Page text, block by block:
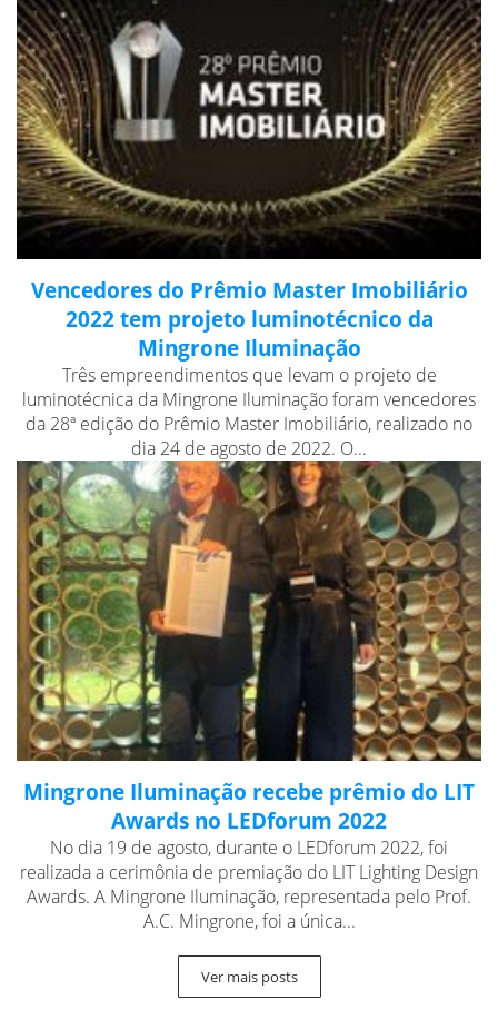
Vencedores do Prêmio Master Imobiliário
2022 tem projeto luminotécnico da
Mingrone Iluminação
Três empreendimentos que levam o projeto de
luminotécnica da Mingrone Iluminação foram vencedores
da 28ª edição do Prêmio Master Imobiliário, realizado no
dia 24 de agosto de 2022. O...
Mingrone Iluminação recebe prêmio do LIT
Awards no LEDforum 2022
No dia 19 de agosto, durante o LEDforum 2022, foi
realizada a cerimônia de premiação do LIT Lighting Design
Awards. A Mingrone Iluminação, representada pelo Prof.
A.C. Mingrone, foi a única...
Ver mais posts